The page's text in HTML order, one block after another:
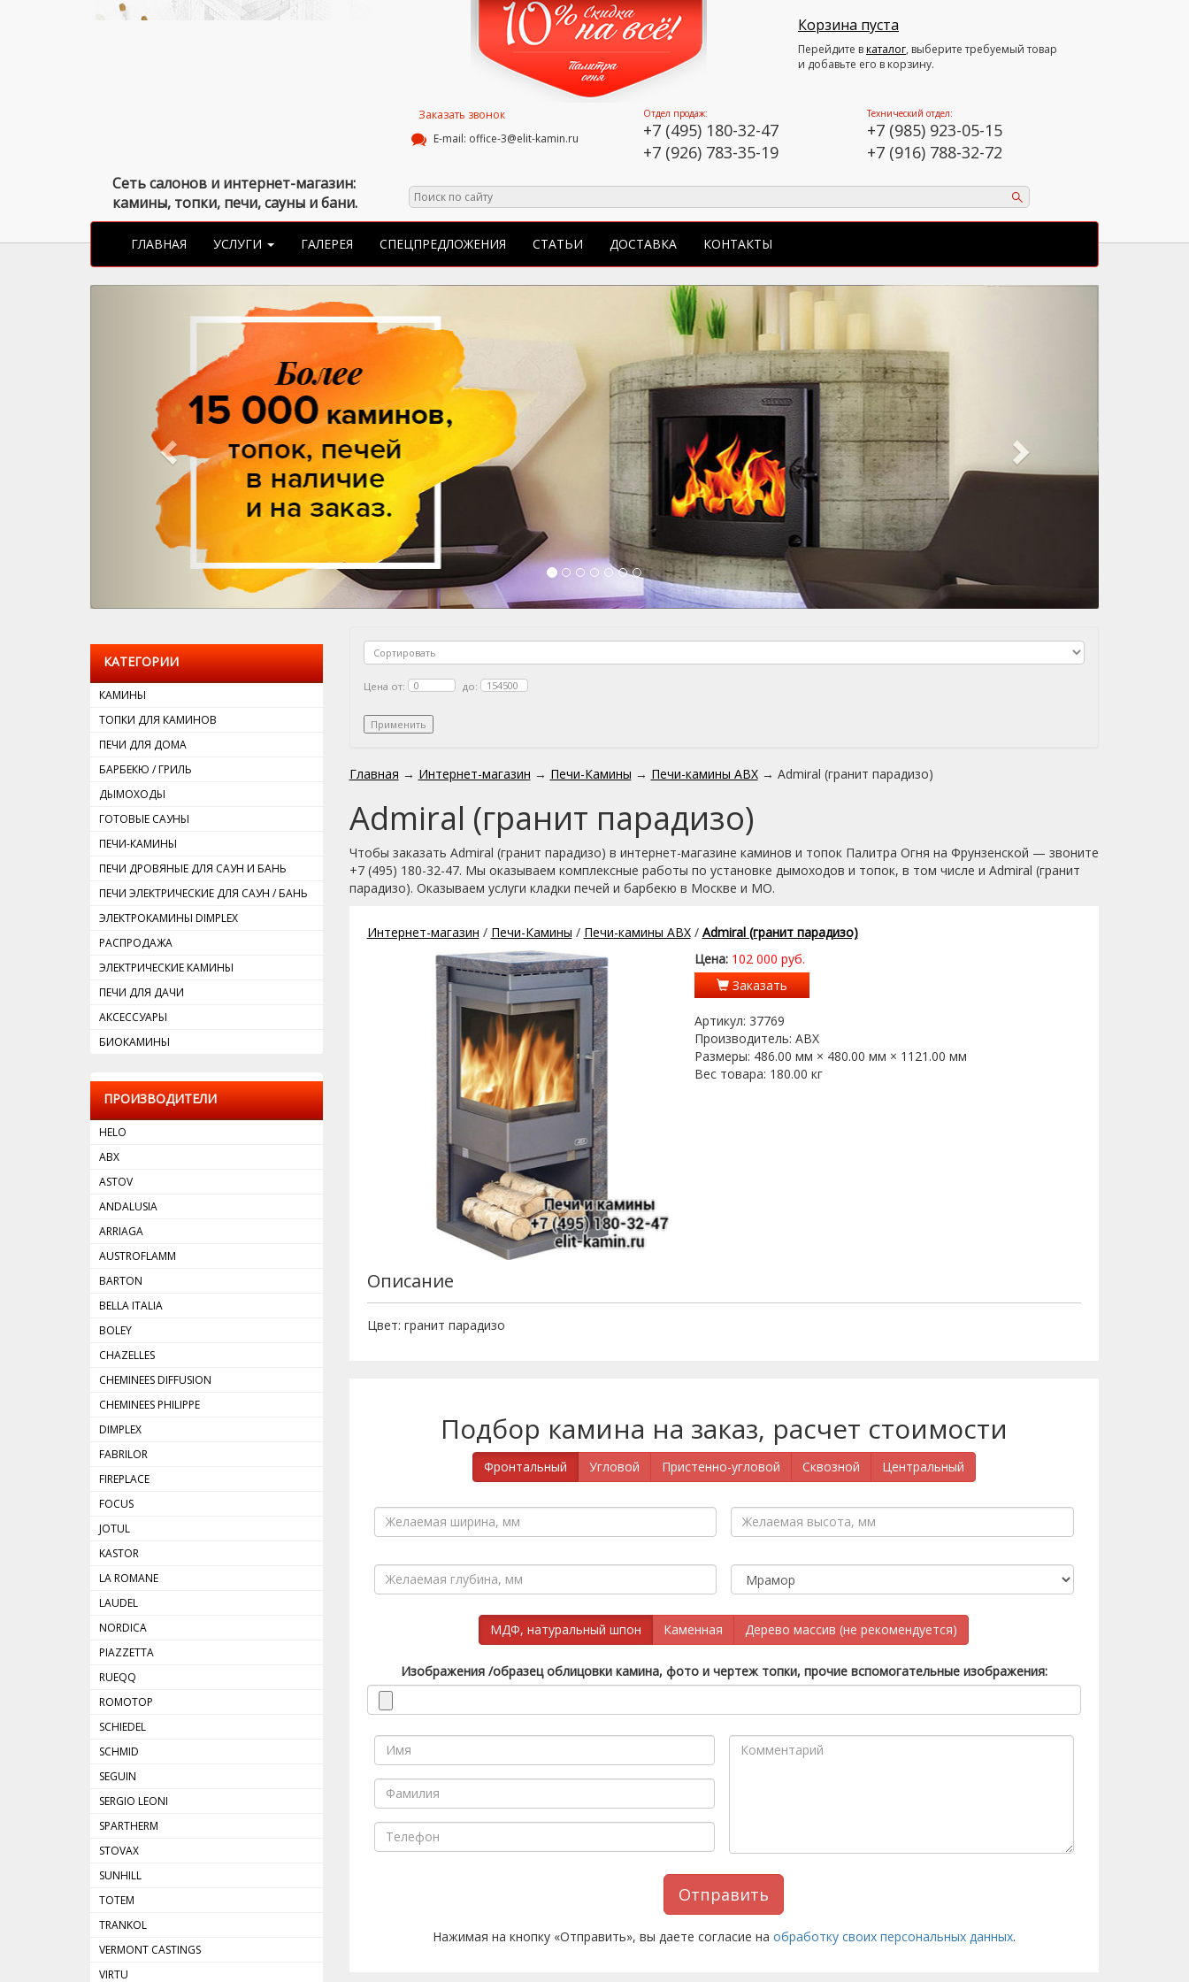
Корзина пуста
Перейдите вкаталог, выберите требуемый товар
и добавьте его в корзину.
Сеть салонов и интернет-магазин:
камины, топки, печи, сауны и бани.
Заказать звонок
E-mail: office-3@elit-kamin.ru
Отдел продаж:
+7 (495) 180-32-47
+7 (926) 783-35-19
Технический отдел:
+7 (985) 923-05-15
+7 (916) 788-32-72
ГЛАВНАЯ УСЛУГИ ГАЛЕРЕЯ СПЕЦПРЕДЛОЖЕНИЯ СТАТЬИ ДОСТАВКА КОНТАКТЫ
КАТЕГОРИИ
КАМИНЫ
ТОПКИ ДЛЯ КАМИНОВ
ПЕЧИ ДЛЯ ДОМА
БАРБЕКЮ / ГРИЛЬ
ДЫМОХОДЫ
ГОТОВЫЕ САУНЫ
ПЕЧИ-КАМИНЫ
ПЕЧИ ДРОВЯНЫЕ ДЛЯ САУН И БАНЬ
ПЕЧИ ЭЛЕКТРИЧЕСКИЕ ДЛЯ САУН / БАНЬ
ЭЛЕКТРОКАМИНЫ DIMРLEX
РАСПРОДАЖА
ЭЛЕКТРИЧЕСКИЕ КАМИНЫ
ПЕЧИ ДЛЯ ДАЧИ
АКСЕССУАРЫ
БИОКАМИНЫ
ПРОИЗВОДИТЕЛИ
HELO
ABX
ASTOV
ANDALUSIA
ARRIAGA
AUSTROFLAMM
BARTON
BELLA ITALIA
BOLEY
CHAZELLES
CHEMINEES DIFFUSION
CHEMINEES PHILIPPE
DIMРLEX
FABRILOR
FIREPLACE
FOCUS
JOTUL
KASTOR
LA ROMANE
LAUDEL
NORDICA
PIAZZETTA
RUEQQ
ROMOTOP
SCHIEDEL
SCHMID
SEGUIN
SERGIO LEONI
SPARTHERM
STOVAX
SUNHILL
TOTEM
TRANKOL
VERMONT CASTINGS
VIRTU
Цена от: до:
Главная → Интернет-магазин → Печи-Камины → Печи-камины ABX → Admiral (гранит парадизо)
Admiral (гранит парадизо)
Чтобы заказать Admiral (гранит парадизо) в интернет-магазине каминов и топок Палитра Огня на Фрунзенской — звоните
+7 (495) 180-32-47. Мы оказываем комплексные работы по установке дымоходов и топок, в том числе и Admiral (гранит
парадизо). Оказываем услуги кладки печей и барбекю в Москве и МО.
Интернет-магазин / Печи-Камины / Печи-камины ABX / Admiral (гранит парадизо)
Цена: 102 000 руб.
Заказать
Артикул: 37769
Производитель: ABX
Размеры: 486.00 мм × 480.00 мм × 1121.00 мм
Вес товара: 180.00 кг
Описание
Цвет: гранит парадизо
Подбор камина на заказ, расчет стоимости
Фронтальный Угловой Пристенно-угловой Сквозной Центральный
МДФ, натуральный шпон Каменная Дерево массив (не рекомендуется)
Изображения /образец облицовки камина, фото и чертеж топки, прочие вспомогательные изображения:
Отправить
Нажимая на кнопку «Отправить», вы даете согласие на обработку своих персональных данных.